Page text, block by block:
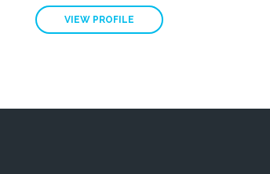
VIEW PROFILE